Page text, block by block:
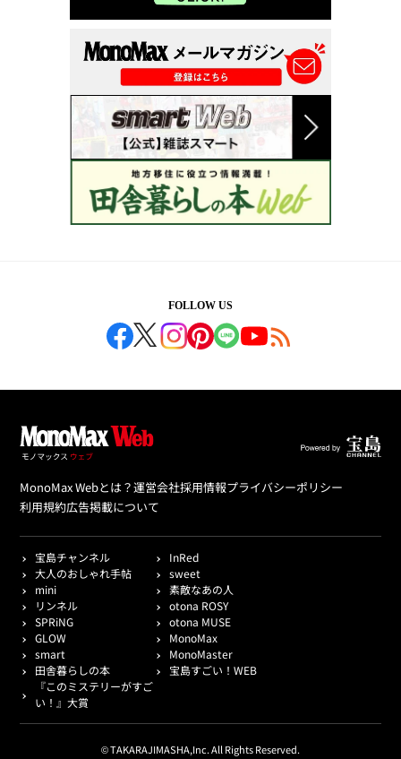
FOLLOW US
MonoMax Webとは？運営会社採用情報プライバシーポリシー
利用規約広告掲載について
宝島チャンネル
InRed
大人のおしゃれ手帖
sweet
mini
素敵なあの人
リンネル
otona ROSY
SPRiNG
otona MUSE
GLOW
MonoMax
smart
MonoMaster
田舎暮らしの本
宝島すごい！WEB
『このミステリーがすご
い！』大賞
© TAKARAJIMASHA,Inc. All Rights Reserved.